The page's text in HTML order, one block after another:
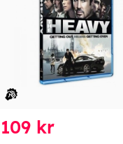
109 kr